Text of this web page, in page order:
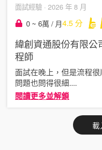
面試經驗 · 2026 年 8 月
0 ~ 6萬 / 月4.5分
緯創資通股份有限公
程師
面試在晚上，但是流程
問題也問得很細....
閱讀更多並解鎖
載